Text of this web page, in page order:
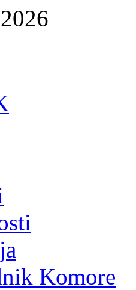
Komore